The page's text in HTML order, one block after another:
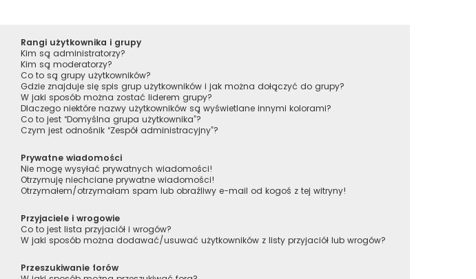
Rangi użytkownika i grupy
Kim są administratorzy?
Kim są moderatorzy?
Co to są grupy użytkowników?
Gdzie znajduje się spis grup użytkowników i jak można dołączyć do grupy?
W jaki sposób można zostać liderem grupy?
Dlaczego niektóre nazwy użytkowników są wyświetlane innymi kolorami?
Co to jest “Domyślna grupa użytkownika”?
Czym jest odnośnik “Zespół administracyjny”?
Prywatne wiadomości
Nie mogę wysyłać prywatnych wiadomości!
Otrzymuję niechciane prywatne wiadomości!
Otrzymałem/otrzymałam spam lub obraźliwy e-mail od kogoś z tej witryny!
Przyjaciele i wrogowie
Co to jest lista przyjaciół i wrogów?
W jaki sposób można dodawać/usuwać użytkowników z listy przyjaciół lub wrogów?
Przeszukiwanie forów